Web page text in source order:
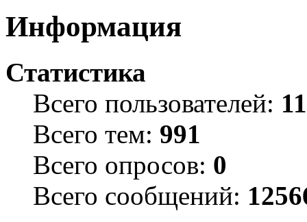
Информация
Статистика
Всего пользователей:
Всего тем: 991
Всего опросов: 0
Всего сообщений: